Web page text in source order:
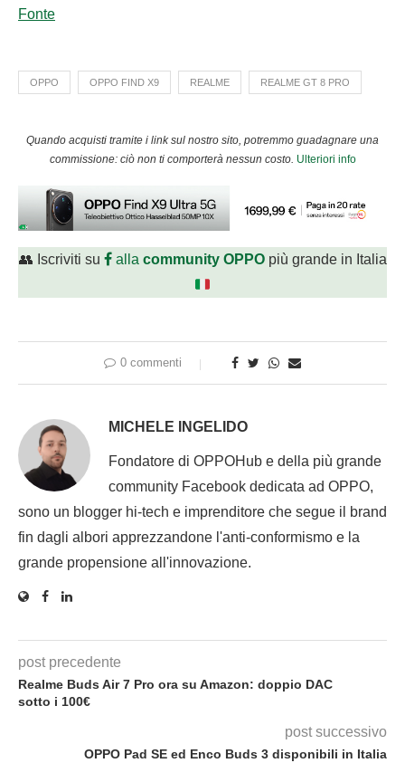
Fonte
OPPO OPPO FIND X9 REALME REALME GT 8 PRO
Quando acquisti tramite i link sul nostro sito, potremmo guadagnare una
commissione: ciò non ti comporterà nessun costo. Ulteriori info
👥 Iscriviti su alla community OPPOpiù grande in Italia
0 commenti
MICHELE INGELIDO
Fondatore di OPPOHub e della più grande
community Facebook dedicata ad OPPO,
sono un blogger hi-tech e imprenditore che segue il brand
fin dagli albori apprezzandone l'anti-conformismo e la
grande propensione all'innovazione.
post precedente
Realme Buds Air 7 Pro ora su Amazon: doppio DAC
sotto i 100€
post successivo
OPPO Pad SE ed Enco Buds 3 disponibili in Italia